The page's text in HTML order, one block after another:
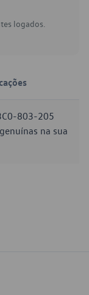
logados.
803-205
na sua